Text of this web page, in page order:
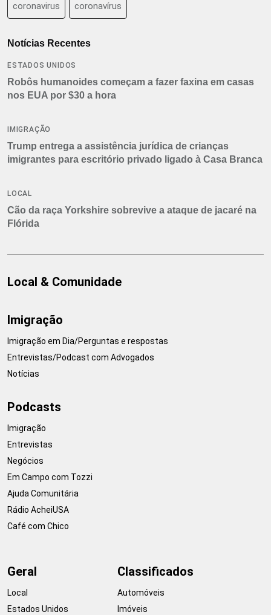
coronavirus coronavírus
Notícias Recentes
ESTADOS UNIDOS
Robôs humanoides começam a fazer faxina em casas
nos EUA por $30 a hora
IMIGRAÇÃO
Trump entrega a assistência jurídica de crianças
imigrantes para escritório privado ligado à Casa Branca
LOCAL
Cão da raça Yorkshire sobrevive a ataque de jacaré na
Flórida
Local & Comunidade
Imigração
Imigração em Dia/Perguntas e respostas
Entrevistas/Podcast com Advogados
Notícias
Podcasts
Imigração
Entrevistas
Negócios
Em Campo com Tozzi
Ajuda Comunitária
Rádio AcheiUSA
Café com Chico
Geral
Local
Estados Unidos
Classificados
Automóveis
Imóveis